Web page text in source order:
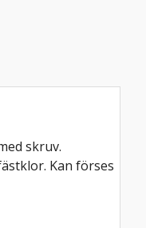
skruv.
Kan förses